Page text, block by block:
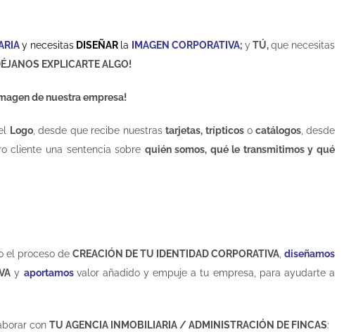
y necesitas DISEÑAR la IMAGEN CORPORATIVA; y TÚ,que necesitas
EXPLICARTE ALGO!
de nuestra empresa!
Logo, desde que recibe nuestras tarjetas, trípticoso catálogos, desde
cliente una sentencia sobre quién somos, qué le transmitimos y qué
el proceso de CREACIÓN DE TU IDENTIDAD CORPORATIVA, diseñamos
y aportamos valor añadido y empuje a tu empresa, para ayudarte a
con TU AGENCIA INMOBILIARIA / ADMINISTRACIÓN DE FINCAS: